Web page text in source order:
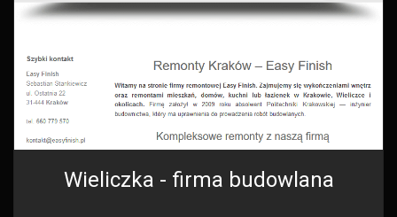
Wieliczka - firma budowlana